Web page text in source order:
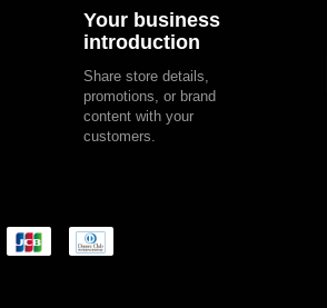
Your business
introduction
Share store details,
promotions, or brand
content with your
customers.